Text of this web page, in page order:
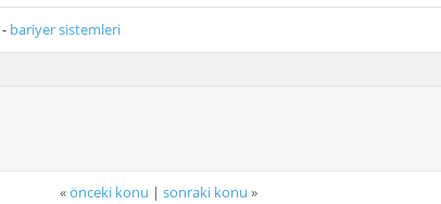
- bariyer sistemleri
«önceki konu | sonraki konu »